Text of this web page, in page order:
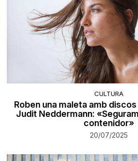
CULTURA
Roben una maleta amb
Judit Neddermann:
contenidor»
20/07/2025